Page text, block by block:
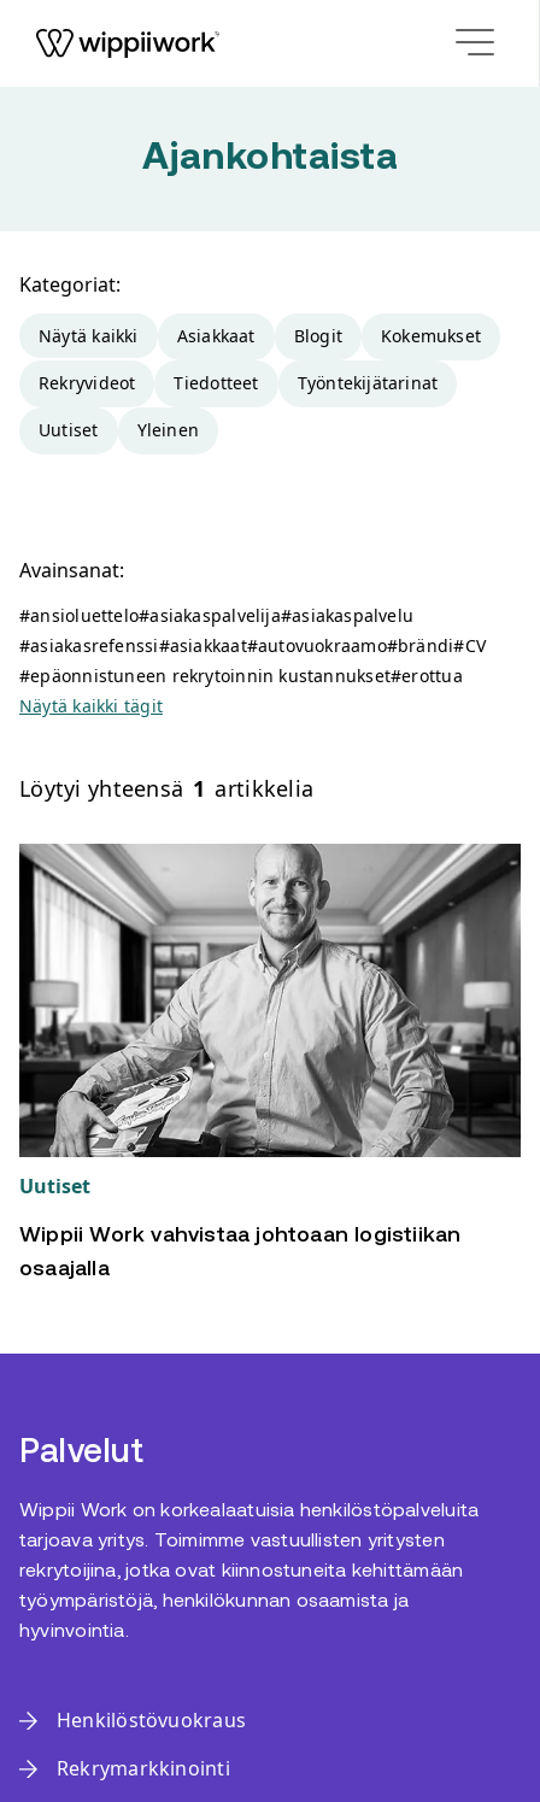
Ajankohtaista
Kategoriat:
Näytä kaikki Asiakkaat Blogit Kokemukset
Rekryvideot Tiedotteet Työntekijätarinat
Uutiset Yleinen
Avainsanat:
#ansioluettelo#asiakaspalvelija#asiakaspalvelu
#asiakasrefenssi#asiakkaat#autovuokraamo#brändi#CV
#epäonnistuneen rekrytoinnin kustannukset#erottua
Näytä kaikki tägit
Löytyi yhteensä 1 artikkelia
Uutiset
Wippii Work vahvistaa johtoaan logistiikan
osaajalla
Palvelut
Wippii Work on korkealaatuisia henkilöstöpalveluita
tarjoava yritys. Toimimme vastuullisten yritysten
rekrytoijina, jotka ovat kiinnostuneita kehittämään
työympäristöjä, henkilökunnan osaamista ja
hyvinvointia.
Henkilöstövuokraus
Rekrymarkkinointi